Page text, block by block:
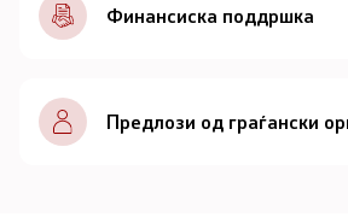
Документи
Записници и дневни редови од
Советот
Финансиска поддршка
Предлози од граѓански